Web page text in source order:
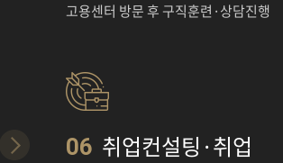
고용센터 방문 후 구직훈련·상담진행
06 취업컨설팅·취업